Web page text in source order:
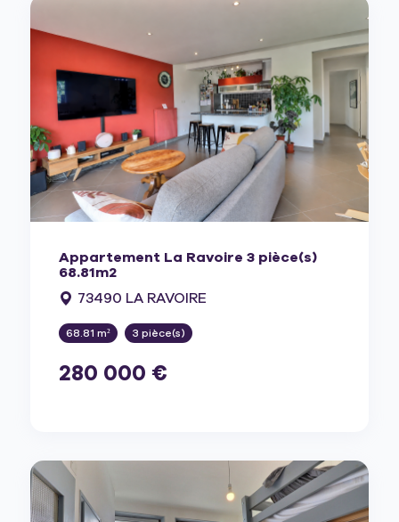
Appartement La Ravoire 3 pièce(s)
68.81m2
73490 LA RAVOIRE
68.81 m² 3 pièce(s)
280 000 €